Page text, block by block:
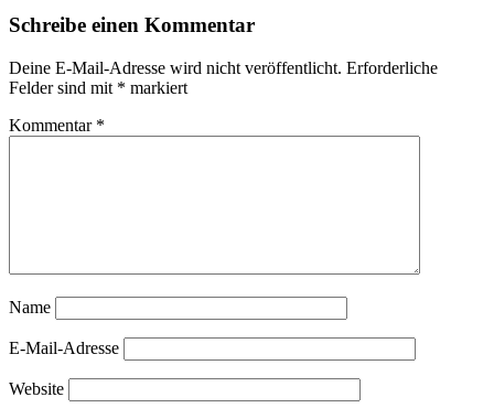
Schreibe einen Kommentar
Deine E-Mail-Adresse wird nicht veröffentlicht. Erforderliche
Felder sind mit * markiert
Kommentar *
Name
E-Mail-Adresse
Website